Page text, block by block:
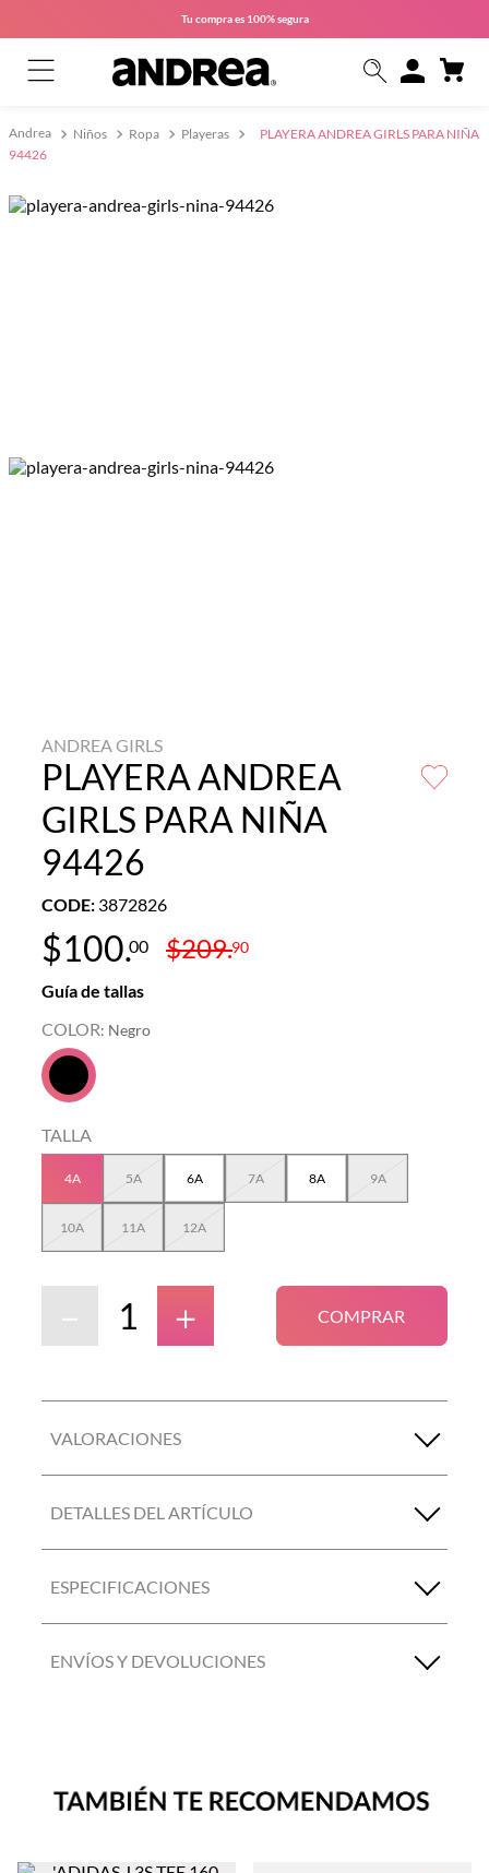
Tu compra es 100% segura
Niños Ropa Playeras
PLAYERA ANDREA GIRLS PARA NIÑA
94426
ANDREA GIRLS
PLAYERA ANDREA
GIRLS PARA NIÑA
94426
CODE: 3872826
$100.00 $209.90
Guía de tallas
COLOR: Negro
TALLA
4A 5A 6A 7A 8A 9A
10A 11A 12A
＋
－ COMPRAR
VALORACIONES
DETALLES DEL ARTÍCULO
ESPECIFICACIONES
ENVÍOS Y DEVOLUCIONES